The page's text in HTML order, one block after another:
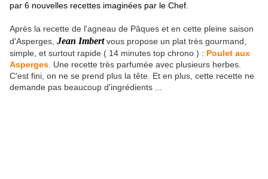
par 6 nouvelles recettes imaginées par le Chef.
Après la recette de l'agneau de Pâques et en cette pleine saison
d'Asperges, Jean Imbertvous propose un plat très gourmand,
simple, et surtout rapide ( 14 minutes top chrono ) : Poulet aux
Asperges . Une recette très parfumée avec plusieurs herbes.
C'est fini, on ne se prend plus la tête. Et en plus, cette recette ne
demande pas beaucoup d'ingrédients ...